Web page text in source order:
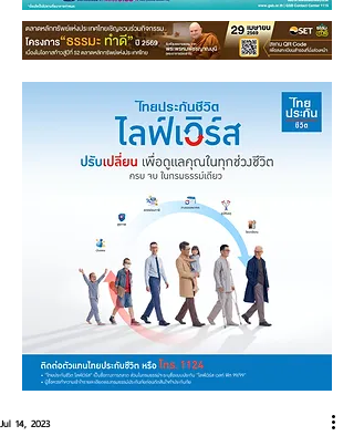
Jul 14, 2023